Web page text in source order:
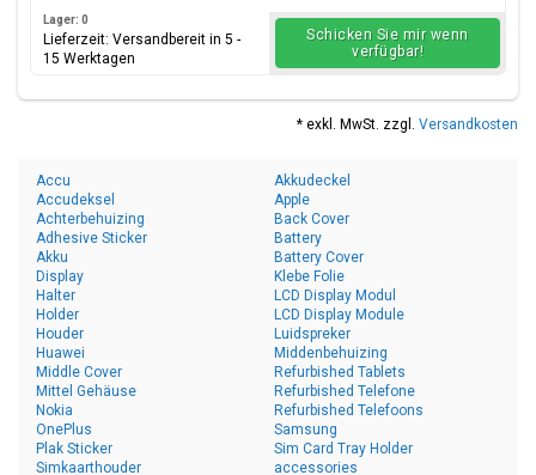
Lager: 0
Lieferzeit: Versandbereit in 5 -
15 Werktagen
Schicken Sie mir wenn
verfügbar!
* exkl. MwSt. zzgl. Versandkosten
Accu
Accudeksel
Achterbehuizing
Adhesive Sticker
Akku
Akkudeckel
Apple
Back Cover
Battery
Battery Cover
Display
Halter
Holder
Houder
Huawei
Klebe Folie
LCD Display Modul
LCD Display Module
Luidspreker
Middenbehuizing
Middle Cover
Mittel Gehäuse
Nokia
OnePlus
Plak Sticker
Refurbished Tablets
Refurbished Telefone
Refurbished Telefoons
Samsung
Sim Card Tray Holder
Simkaarthouder
accessories